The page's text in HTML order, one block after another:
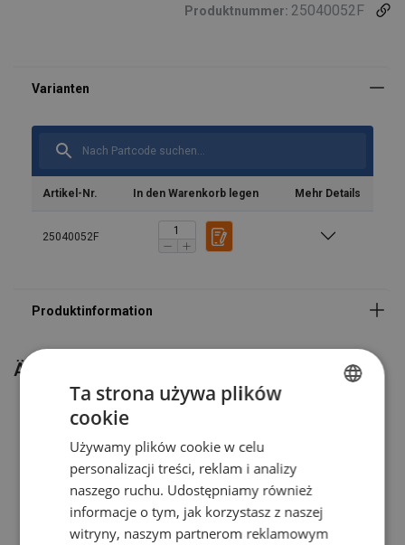
Produktnummer: 25040052F
Artikel-Nr. In den Warenkorb legen Mehr Details
25040052F
Material:
Standard:
Ähnliche Produkte
ENGLISH TRANSLATION
Ta strona używa plików
cookie
Używamy plików cookie w celu
personalizacji treści, reklam i analizy
naszego ruchu. Udostępniamy również
informacje o tym, jak korzystasz z naszej
witryny, naszym partnerom reklamowym